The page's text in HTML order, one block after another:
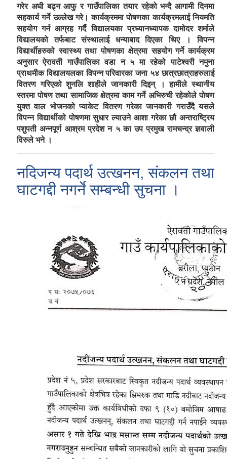
गरेर अघी बढ्न आफु र गाउँपालिका तयार रहेको भन्दै आगामी दिनमा
सहकार्य गर्ने उल्लेख गरे। कार्यक्रममा पोषणका कार्यक्रमलाई नियमति
सहयोग गर्न आग्रह गर्दै विद्यालयका प्रध्यानध्यापक दामोदर शर्माले
विद्यालयको तर्फबाट संस्थालाई धन्याबाद दिएका थिए । विपन्न
विद्यार्थीहरुको स्वास्थ्य तथा पोषणका क्षेत्रमा सहयोग गर्ने कार्यक्रम
अनुसार ऐरावती गाउँपालिका वडा न ५ मा रहेको पाटेश्वरी नमुना
प्राथमीक विद्यालयलका विपन्न परिवारका जना ५४ छात्रछात्राहरुलाई
वितरण गरिएको शुनलि शाहीले जानकारी दिइन् । हामीले स्थानीय
स्तरमा पोषण तथा सामाजिक क्षेत्रमा काम गर्ने अभिरुची रहेकोले पोषण
युक्त वाल भोजनको प्याकेट वितरण गरेका जानकारी गराउँदै यसले
विपन्न विद्यार्थीको पोषणमा सुधार ल्याउने आशा गरेका छौ अन्तराष्ट्रिय
पशुपती अन्नपूर्ण आश्रम प्रदेश न ५ का उप प्रमुख रामचन्द्र ज्ञवाली
विरुले भने ।
नदिजन्य पदार्थ उत्खनन, संकलन तथा
घाटगद्दी नगर्ने सम्बन्धी सुचना ।